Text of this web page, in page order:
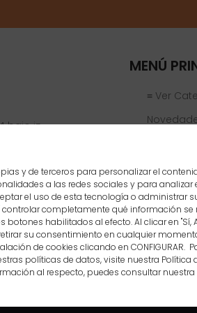
y de terceros para personalizar el
a las redes sociales y para analizar
el uso de esta tecnología o administrar
controlar completamente qué información se
botones habilitados al efecto. Al clicar en "Sí,
su consentimiento en cualquier
de cookies clicando en CONFIGURAR.
políticas de datos, visite nuestra Política
al respecto, puedes consultar nuestra
bajo iz
MENÚ
≡ Ver
Nosotros
Blog
Contacto